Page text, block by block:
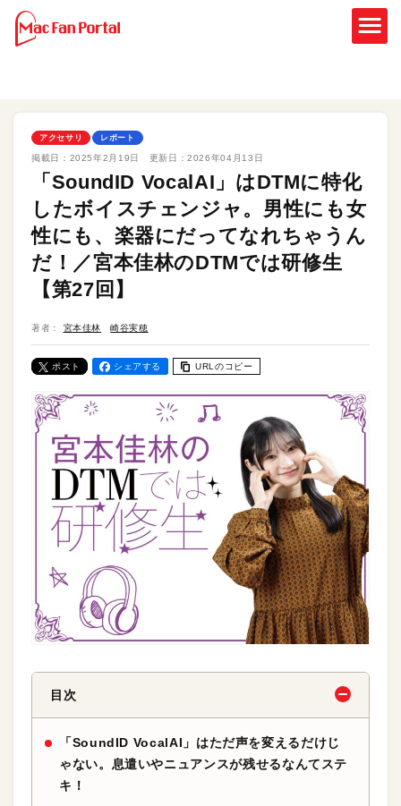
アクセサリ レポート
掲載日： 2025年2月19日 更新日：2026年04月13日
「SoundID VocalAI」はDTMに特化
したボイスチェンジャ。男性にも女
性にも、楽器にだってなれちゃうん
だ！／宮本佳林のDTMでは研修生
【第27回】
著者： 宮本佳林 崎谷実穂
ポスト シェアする URLのコピー
目次
「SoundID VocalAI」はただ声を変えるだけじ
ゃない。息遣いやニュアンスが残せるなんてステ
キ！